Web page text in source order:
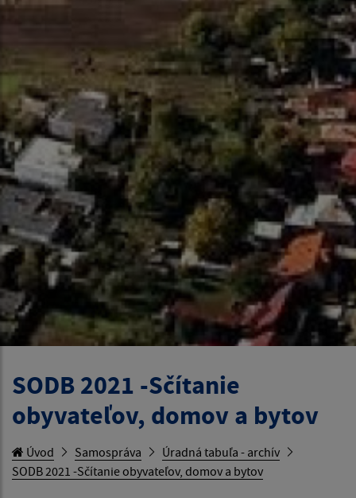
SODB 2021 -Sčítanie
obyvateľov, domov a bytov
Úvod Samospráva
Úradná tabuľa - archív
SODB 2021 -Sčítanie obyvateľov, domov a bytov